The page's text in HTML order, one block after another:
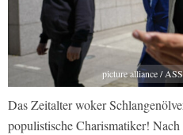
picture alliance /
Das Zeitalter woker
populistische Charismatiker!